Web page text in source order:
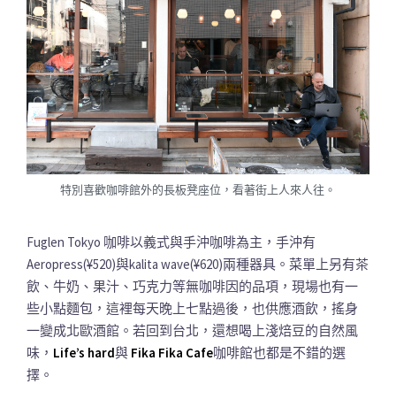
特別喜歡咖啡館外的長板凳座位，看著街上人來人往。
Fuglen Tokyo 咖啡以義式與手沖咖啡為主，手沖有
Aeropress(¥520)與kalita wave(¥620)兩種器具。菜單上另有茶
飲、牛奶、果汁、巧克力等無咖啡因的品項，現場也有一
些小點麵包，這裡每天晚上七點過後，也供應酒飲，搖身
一變成北歐酒館。若回到台北，還想喝上淺焙豆的自然風
味， Life’s hard與 Fika Fika Cafe咖啡館也都是不錯的選
擇。